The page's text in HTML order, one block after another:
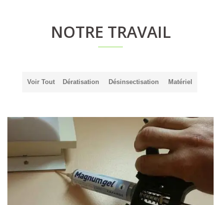
NOTRE TRAVAIL
Voir Tout Dératisation Désinsectisation Matériel